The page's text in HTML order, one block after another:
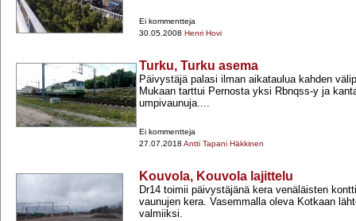
Ei kommentteja
30.05.2008 Henri Hovi
Turku, Turku asema
Päivystäjä palasi ilman aikataulua kahden
Mukaan tarttui Pernosta yksi Rbnqss-​y ja
umpivaunuja....
Ei kommentteja
27.07.2018 Antti Tapani Häkkinen
Kouvola, Kouvola lajittelu
Dr14 toimii päivystäjänä kera venäläisten
vaunujen kera. Vasemmalla oleva Kotkaan
valmiiksi.